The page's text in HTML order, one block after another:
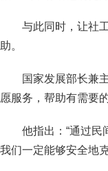
与此同时，让社
助。
国家发展部长兼
愿服务，帮助有需要
他指出：“通过
我们一定能够安全地